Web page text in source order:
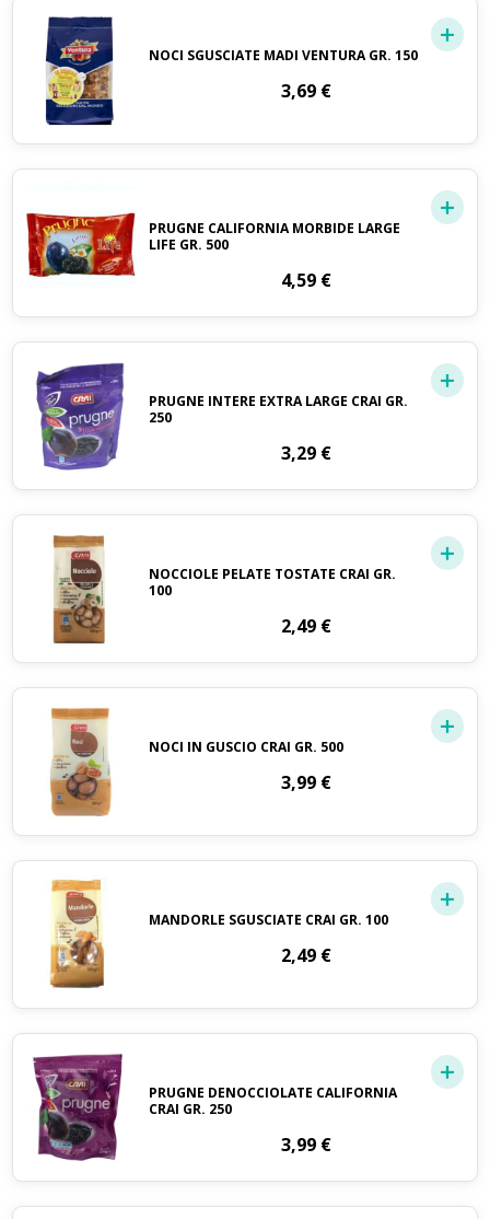
NOCI SGUSCIATE MADI VENTURA GR. 150
3,69 €
PRUGNE CALIFORNIA MORBIDE LARGE
LIFE GR. 500
4,59 €
PRUGNE INTERE EXTRA LARGE CRAI GR.
250
3,29 €
NOCCIOLE PELATE TOSTATE CRAI GR.
100
2,49 €
NOCI IN GUSCIO CRAI GR. 500
3,99 €
MANDORLE SGUSCIATE CRAI GR. 100
2,49 €
PRUGNE DENOCCIOLATE CALIFORNIA
CRAI GR. 250
3,99 €